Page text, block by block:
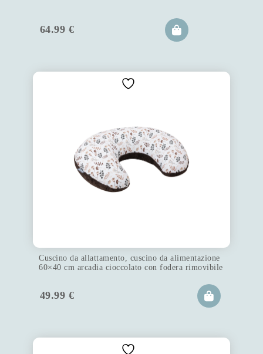
64.99 €
Cuscino da allattamento, cuscino da alimentazione
60×40 cm arcadia cioccolato con fodera rimovibile
49.99 €